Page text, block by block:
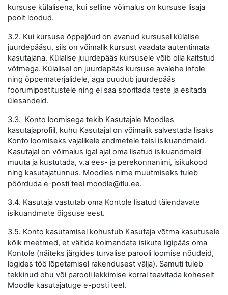
kursuse külalisena, kui selline võimalus on kursuse lisaja
poolt loodud.
3.2. Kui kursuse õppejõud on avanud kursusel külalise
juurdepääsu, siis on võimalik kursust vaadata autentimata
kasutajana. Külalise juurdepääs kursusele võib olla kaitstud
võtmega. Külalisel on juurdepääs kursuse avalehe infole
ning õppematerjalidele, aga puudub juurdepääs
foorumipostitustele ning ei saa sooritada teste ja esitada
ülesandeid.
3.3. Konto loomisega tekib Kasutajale Moodles
kasutajaprofiil, kuhu Kasutajal on võimalik salvestada lisaks
Konto loomiseks vajalikele andmetele teisi isikuandmeid.
Kasutajal on võimalus igal ajal oma lisatud isikuandmeid
muuta ja kustutada, v.a ees- ja perekonnanimi, isikukood
ning kasutajatunnus. Moodles nime muutmiseks tuleb
pöörduda e-posti teel moodle@tlu.ee.
3.4. Kasutaja vastutab oma Kontole lisatud täiendavate
isikuandmete õigsuse eest.
3.5. Konto kasutamisel kohustub Kasutaja võtma kasutusele
kõik meetmed, et vältida kolmandate isikute ligipääs oma
Kontole (näiteks järgides turvalise parooli loomise nõudeid,
logides töö lõpetamisel rakendusest välja). Samuti tuleb
tekkinud ohu või parooli lekkimise korral teavitada koheselt
Moodle kasutajatuge e-posti teel.